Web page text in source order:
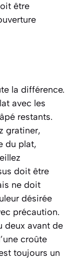
être
la différence.
avec les
restants.
gratiner,
du plat,
doit être
ne doit
désirée
précaution.
deux avant de
croûte
toujours un